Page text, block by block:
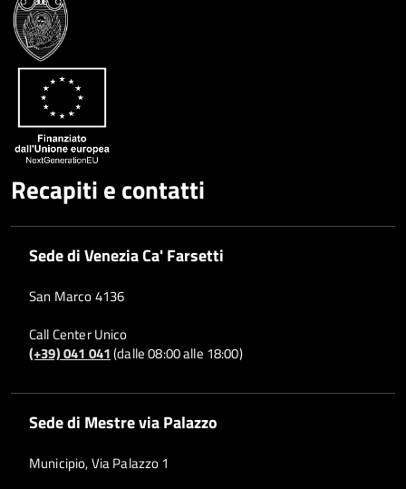
Recapiti e contatti
Sede di Venezia Ca' Farsetti
San Marco 4136
Call Center Unico
(+39) 041 041(dalle 08:00 alle 18:00)
Sede di Mestre via Palazzo
Municipio, Via Palazzo 1